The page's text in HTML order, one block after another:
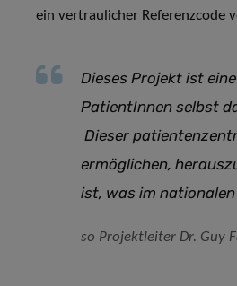
ein vertraulicher Referenzcode
Dieses Projekt ist
PatientInnen selbst
Dieser
ermöglichen,
ist, was im
so Projektleiter Dr. Guy